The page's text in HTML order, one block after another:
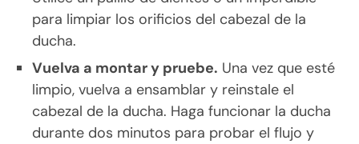
para limpiar los orificios del cabezal de la
ducha.
Vuelva a montar y pruebe. Una vez que esté
limpio, vuelva a ensamblar y reinstale el
cabezal de la ducha. Haga funcionar la ducha
durante dos minutos para probar el flujo y